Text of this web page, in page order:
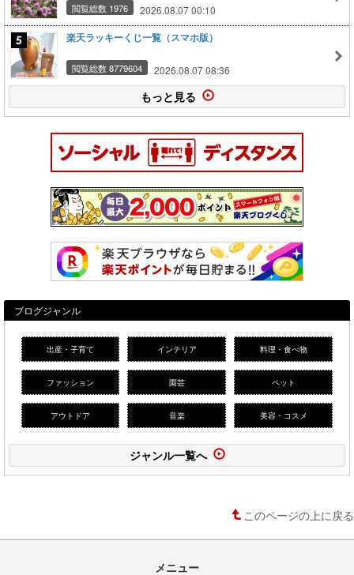
閲覧総数 1976 2026.08.07 00:10
楽天ラッキーくじ一覧（スマホ版）
閲覧総数 8779604 2026.08.07 08:36
もっと見る
ブログジャンル
出産・子育て インテリア 料理・食べ物
ファッション 園芸 ペット
アウトドア 音楽 美容・コスメ
ジャンル一覧へ
このページの上に戻る
メニュー